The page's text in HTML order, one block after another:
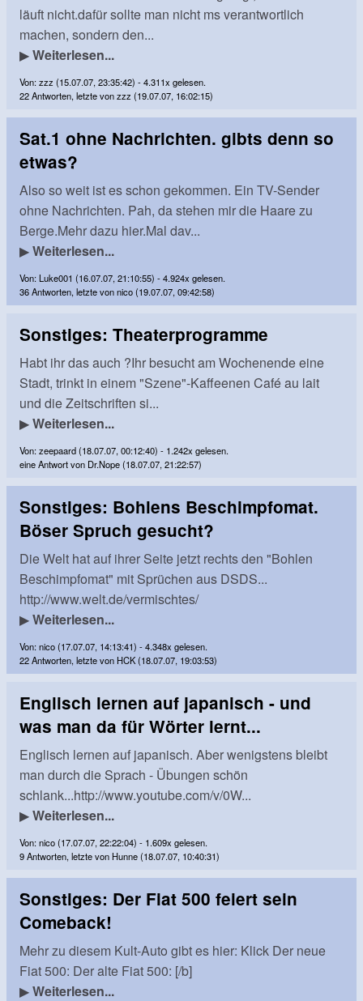
läuft nicht.dafür sollte man nicht ms verantwortlich
machen, sondern den...
▶Weiterlesen...
Von: zzz (15.07.07, 23:35:42) - 4.311x gelesen.
22 Antworten, letzte von zzz (19.07.07, 16:02:15)
Sat.1 ohne Nachrichten. gibts denn so
etwas?
Also so weit ist es schon gekommen. Ein TV-Sender
ohne Nachrichten. Pah, da stehen mir die Haare zu
Berge.Mehr dazu hier.Mal dav...
▶Weiterlesen...
Von: Luke001 (16.07.07, 21:10:55) - 4.924x gelesen.
36 Antworten, letzte von nico (19.07.07, 09:42:58)
Sonstiges: Theaterprogramme
Habt ihr das auch ?Ihr besucht am Wochenende eine
Stadt, trinkt in einem "Szene"-Kaffeenen Café au lait
und die Zeitschriften si...
▶Weiterlesen...
Von: zeepaard (18.07.07, 00:12:40) - 1.242x gelesen.
eine Antwort von Dr.Nope (18.07.07, 21:22:57)
Sonstiges: Bohlens Beschimpfomat.
Böser Spruch gesucht?
Die Welt hat auf ihrer Seite jetzt rechts den "Bohlen
Beschimpfomat" mit Sprüchen aus DSDS...
http://www.welt.de/vermischtes/
▶Weiterlesen...
Von: nico (17.07.07, 14:13:41) - 4.348x gelesen.
22 Antworten, letzte von HCK (18.07.07, 19:03:53)
Englisch lernen auf japanisch - und
was man da für Wörter lernt...
Englisch lernen auf japanisch. Aber wenigstens bleibt
man durch die Sprach - Übungen schön
schlank...http://www.youtube.com/v/0W...
▶Weiterlesen...
Von: nico (17.07.07, 22:22:04) - 1.609x gelesen.
9 Antworten, letzte von Hunne (18.07.07, 10:40:31)
Sonstiges: Der Fiat 500 feiert sein
Comeback!
Mehr zu diesem Kult-Auto gibt es hier: Klick Der neue
Fiat 500: Der alte Fiat 500: [/b]
▶Weiterlesen...